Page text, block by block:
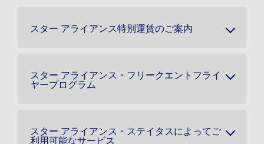
スター アライアンス特別運賃のご案内
スター アライアンス・フリークエントフライ
ヤープログラム
スター アライアンス・ステイタスによってご
利用可能なサービス